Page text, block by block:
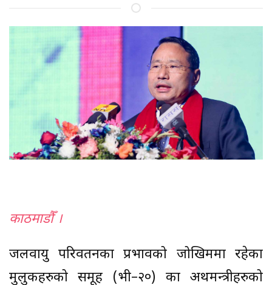
काठमाडाैँ ।
जलवायु परिवर्तनका प्रभावको जोखिममा रहेका
मुलुकहरुको समूह (भी–२०) का अर्थमन्त्रीहरुको